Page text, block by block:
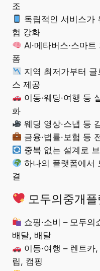
조
독립적인 서비스가
험 강화
AI·메타버스·스마
폼
지역 최저가부터
스 제공
이동·웨딩·여행 등
화
웨딩 영상·스냅 등
금융·법률·보험 등
중복 없는 설계로
하나의 플랫폼에서
결
모두의중개
쇼핑·소비 – 모두
배달, 배달
이동·여행 – 렌트
립, 캠핑